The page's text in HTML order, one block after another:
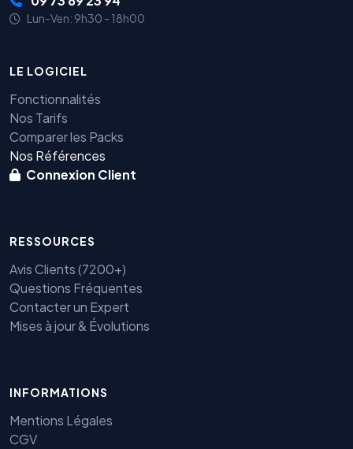
Lun-Ven: 9h30 - 18h00
LE LOGICIEL
Fonctionnalités
Nos Tarifs
Comparer les Packs
Nos Références
Connexion Client
RESSOURCES
Avis Clients (7200+)
Questions Fréquentes
Contacter un Expert
Mises à jour & Évolutions
INFORMATIONS
Mentions Légales
CGV